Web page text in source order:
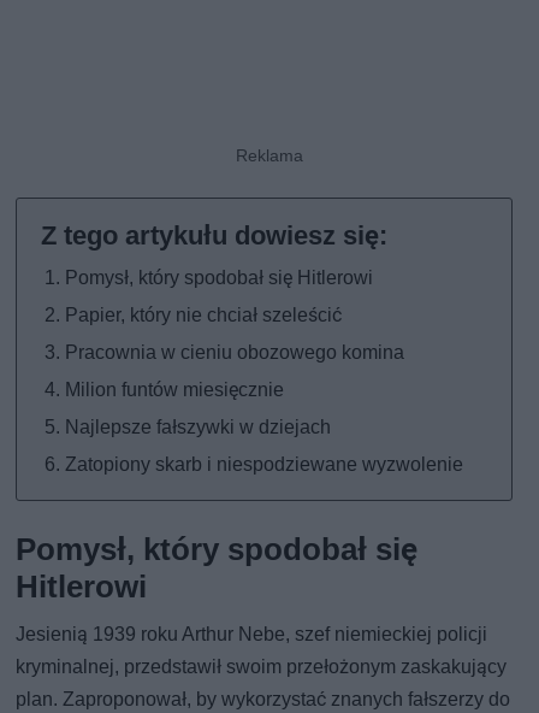
Pomysł, który spodobał się Hitlerowi
Papier, który nie chciał szeleścić
Pracownia w cieniu obozowego komina
Milion funtów miesięcznie
Najlepsze fałszywki w dziejach
Zatopiony skarb i niespodziewane wyzwolenie
Pomysł, który spodobał się
Hitlerowi
Jesienią 1939 roku Arthur Nebe, szef niemieckiej policji
kryminalnej, przedstawił swoim przełożonym zaskakujący
plan. Zaproponował, by wykorzystać znanych fałszerzy do